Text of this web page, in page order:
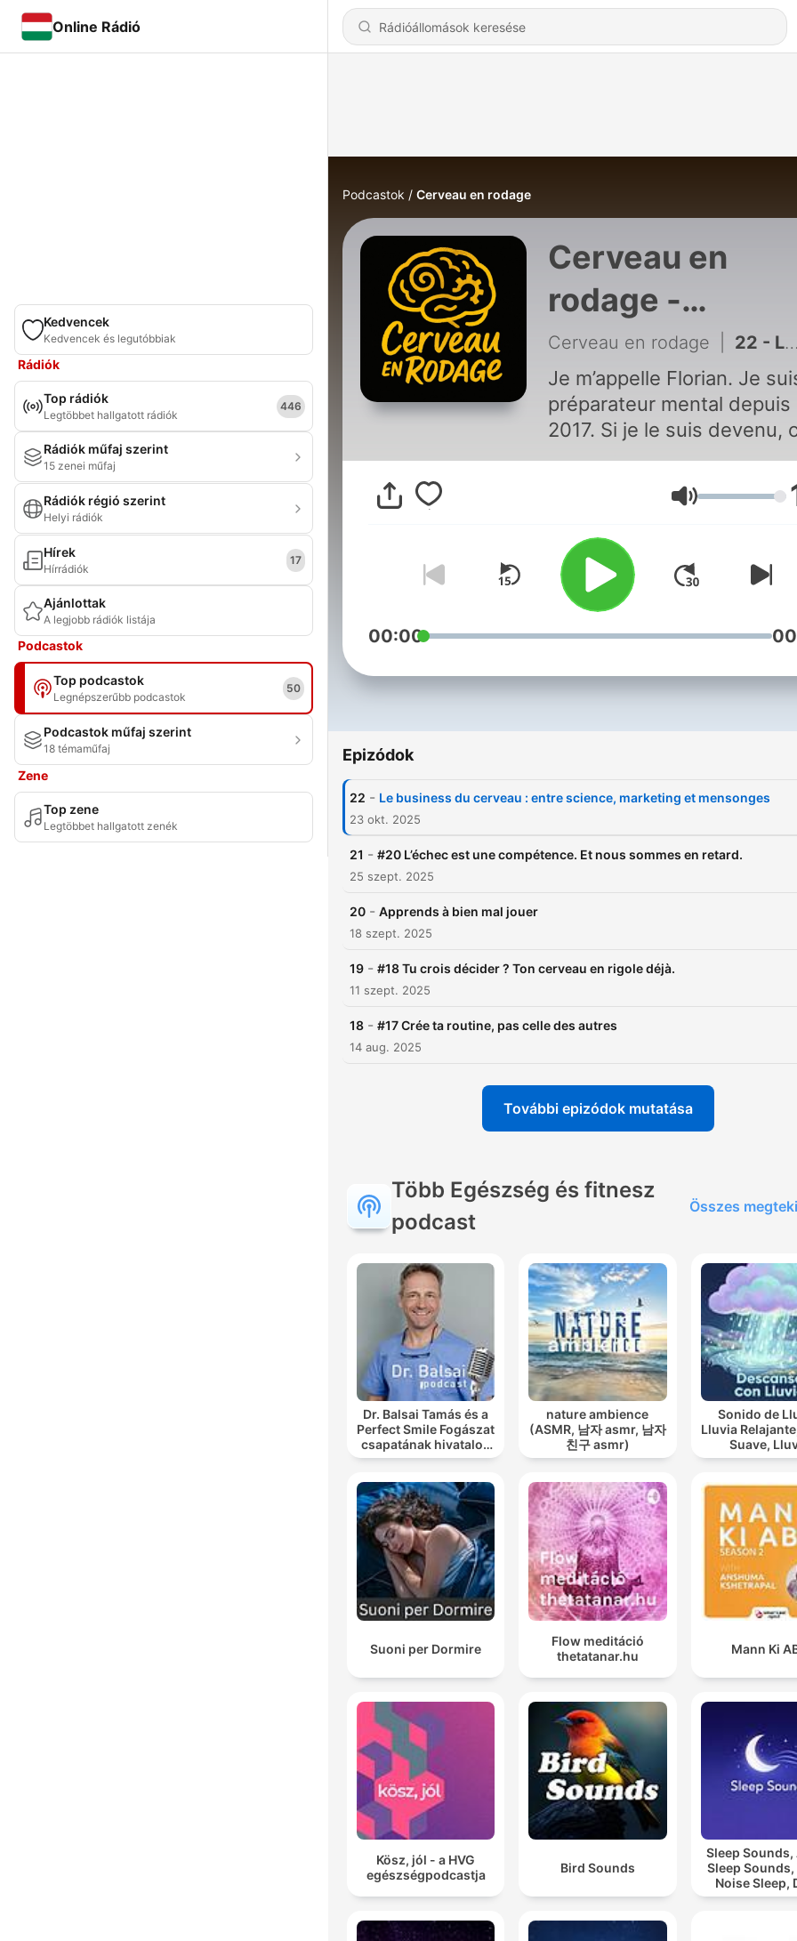
Online Rádió
Kedvencek
Kedvencek és legutóbbiak
Rádiók
Top rádiók
Legtöbbet hallgatott rádiók
446
Rádiók műfaj szerint
15 zenei műfaj
Rádiók régió szerint
Helyi rádiók
Hírek
Hírrádiók
17
Ajánlottak
A legjobb rádiók listája
Podcastok
Top podcastok
Legnépszerűbb podcastok
50
Podcastok műfaj szerint
18 témaműfaj
Zene
Top zene
Legtöbbet hallgatott zenék
Podcastok Cerveau en rodage
Cerveau en
rodage -
Hallgatás Online
Cerveau en rodage 22 - Le business du cerveau : entre science, marketing et mensonges
Je m’appelle Florian. Je
préparateur mental depuis
2017. Si je le suis devenu,
d’abord parce que j’étais
vrai champion du monde
l’entrainement incapable
gérer son stress et le poids
l’enjeux. Le cliché de la
personne de qui on pourrait
dire « il n’a pas de mentale
Longtemps persuadé que
à la peau j’ai ensuite
tout ça s’apprend… j’ai fini
de la préparation mentale.
écouter à l’époque. C’est un
de zéro, pour ceux qui
sans se perdre dans des
grands discours. Ici, je
méthodes accessibles, pour
vous aider à apprivoiser ce
oreilles. Si tu à envie
d’apprendre, de
rodage. Hébergé par
Visitez ausha.co/fr/
de-confidentialite pour
d'informations.
Hangerő
00:00
Epizódok
22 - Le business du cerveau : entre science, marketing et mensonges
23 okt. 2025
21 - #20 L’échec est une compétence. Et nous sommes en retard.
25 szept. 2025
20 - Apprends à bien mal jouer
18 szept. 2025
19 - #18 Tu crois décider ? Ton cerveau en rigole déjà.
11 szept. 2025
18 - #17 Crée ta routine, pas celle des autres
14 aug. 2025
További epizódok mutatása
Több Egészség és fitnesz
podcast
Összes
Dr. Balsai Tamás és a
Perfect Smile Fogászat
csapatának hivatalos
podcast csatornája
nature ambience
(ASMR, 남자 asmr, 남자
친구 asmr)
Sonido de
Lluvia Relajante,
Suave, Lluvia
Nocturna,
Suoni per Dormire
Flow meditáció
thetatanar.hu
Mann Ki
Kösz, jól - a HVG
egészségpodcastja
Bird Sounds
Sleep Sounds,
Sleep
Noise Sleep,
Sleep